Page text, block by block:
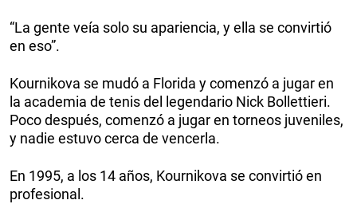
“La gente veía solo su apariencia, y ella se convirtió
en eso”.
Kournikova se mudó a Florida y comenzó a jugar en
la academia de tenis del legendario Nick Bollettieri.
Poco después, comenzó a jugar en torneos juveniles,
y nadie estuvo cerca de vencerla.
En 1995, a los 14 años, Kournikova se convirtió en
profesional.